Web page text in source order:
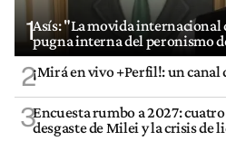
1Asís: "La movida internacional
pugna interna del peronismo
2¡Mirá en vivo +Perfil!: un canal
3Encuesta rumbo a 2027:
desgaste de Milei y la crisis de